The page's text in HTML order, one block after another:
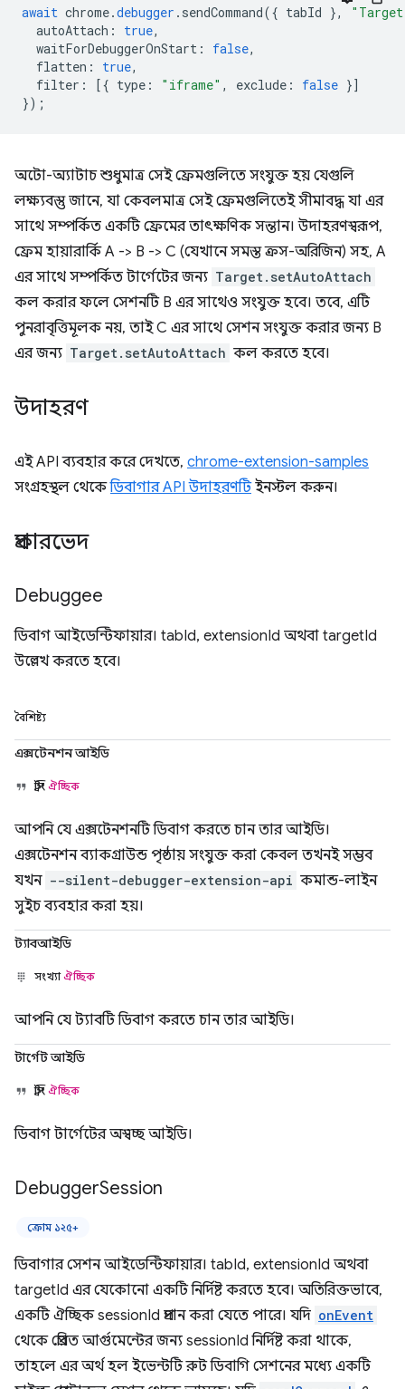
await chrome.debugger . sendCommand({ tabId },
autoAttach : true,
waitForDebuggerOnStart : false,
flatten : true,
filter : [{ type : "iframe" , exclude : false }]
});
অটো-অ্যাটাচ শুধুমাত্র সেই ফ্রেমগুলিতে সংযুক্ত হয় যেগুলি
লক্ষ্যবস্তু জানে, যা কেবলমাত্র সেই ফ্রেমগুলিতেই সীমাবদ্ধ যা এর
সাথে সম্পর্কিত একটি ফ্রেমের তাৎক্ষণিক সন্তান। উদাহরণস্বরূপ,
ফ্রেম হায়ারার্কি A -> B -> C (যেখানে সমস্ত ক্রস-অরিজিন) সহ, A
এর সাথে সম্পর্কিত টার্গেটের জন্য Target.setAutoAttach
কল করার ফলে সেশনটি B এর সাথেও সংযুক্ত হবে। তবে, এটি
পুনরাবৃত্তিমূলক নয়, তাই C এর সাথে সেশন সংযুক্ত করার জন্য B
এর জন্য Target.setAutoAttach কল করতে হবে।
উদাহরণ
এই API ব্যবহার করে দেখতে, chrome-extension-samples
সংগ্রহস্থল থেকেডিবাগার API উদাহরণটিইনস্টল করুন।
প্রকারভেদ
Debuggee
ডিবাগ আইডেন্টিফায়ার। tabId, extensionId অথবা targetId
উল্লেখ করতে হবে।
বৈশিষ্ট্য
এক্সটেনশন আইডি
স্ট্রিং ঐচ্ছিক
আপনি যে এক্সটেনশনটি ডিবাগ করতে চান তার আইডি।
এক্সটেনশন ব্যাকগ্রাউন্ড পৃষ্ঠায় সংযুক্ত করা কেবল তখনই সম্ভব
যখন --silent-debugger-extension-api কমান্ড-লাইন
সুইচ ব্যবহার করা হয়।
ট্যাবআইডি
সংখ্যাঐচ্ছিক
আপনি যে ট্যাবটি ডিবাগ করতে চান তার আইডি।
টার্গেট আইডি
স্ট্রিং ঐচ্ছিক
ডিবাগ টার্গেটের অস্বচ্ছ আইডি।
DebuggerSession
ক্রোম ১২৫+
ডিবাগার সেশন আইডেন্টিফায়ার। tabId, extensionId অথবা
targetId এর যেকোনো একটি নির্দিষ্ট করতে হবে। অতিরিক্তভাবে,
একটি ঐচ্ছিক sessionId প্রদান করা যেতে পারে। যদি onEvent
থেকে প্রেরিত আর্গুমেন্টের জন্য sessionId নির্দিষ্ট করা থাকে,
তাহলে এর অর্থ হল ইভেন্টটি রুট ডিবাগি সেশনের মধ্যে একটি